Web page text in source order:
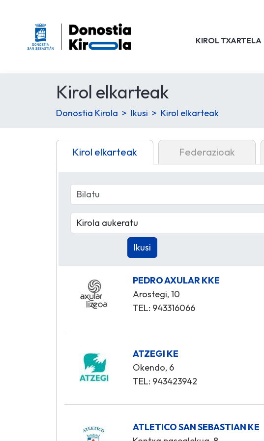
KIROL TXARTELA
Kirol elkarteak
Donostia Kirola Ikusi Kirol elkarteak
Kirol elkarteak Federazioak
PEDRO AXULAR KKE
Arostegi, 10
TEL: 943316066
ATZEGI KE
Okendo, 6
TEL: 943423942
ATLETICO SAN SEBASTIAN KE